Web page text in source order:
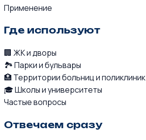
Применение
Где используют
🏢 ЖК и дворы
🏞️Парки и бульвары
🏥 Территории больниц и поликлиник
🎓Школы и университеты
Частые вопросы
Отвечаем сразу